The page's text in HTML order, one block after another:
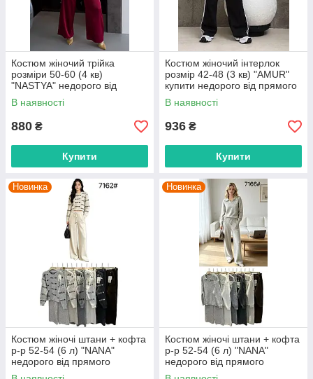
Костюм жіночий трійка
розміри 50-60 (4 кв)
"NASTYA" недорого від
прямого постачальника
В наявності
880 ₴
Купити
Костюм жіночий інтерлок
розмір 42-48 (3 кв) "AMUR"
купити недорого від прямого
постачальника
В наявності
936 ₴
Купити
Новинка
Костюм жіночі штани + кофта
р-р 52-54 (6 л) "NANA"
недорого від прямого
постачальника
Новинка
Костюм жіночі штани + кофта
р-р 52-54 (6 л) "NANA"
недорого від прямого
постачальника